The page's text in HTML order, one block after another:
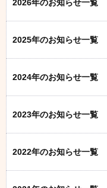
2026年のお知らせ一覧
2025年のお知らせ一覧
2024年のお知らせ一覧
2023年のお知らせ一覧
2022年のお知らせ一覧